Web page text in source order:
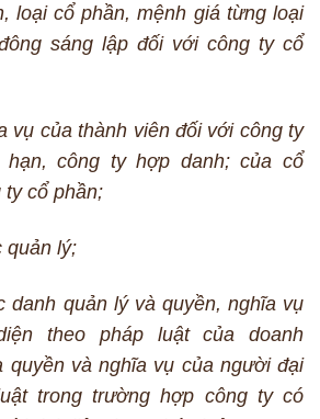
loại cổ phần, mệnh giá từng loại
sáng lập đối với công ty cổ
vụ của thành viên đối với công ty
hạn, công ty hợp danh; của cổ
ty cổ phần;
quản lý;
danh quản lý và quyền, nghĩa vụ
theo pháp luật của doanh
quyền và nghĩa vụ của người đại
trong trường hợp công ty có